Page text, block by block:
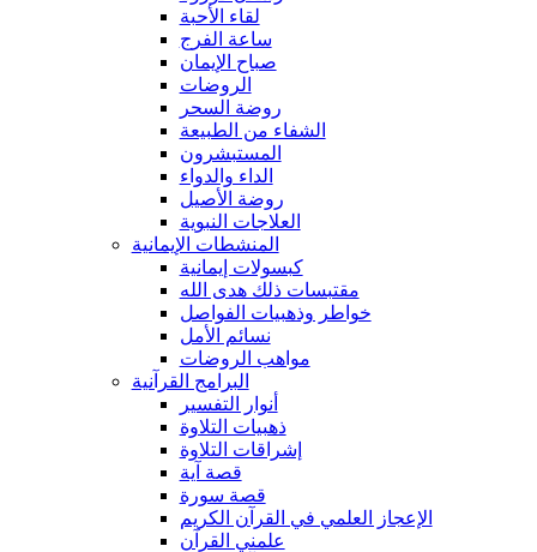
لقاء الأحبة
ساعة الفرج
صباح الإيمان
الروضات
روضة السحر
الشفاء من الطبيعة
المستبشرون
الداء والدواء
روضة الأصيل
العلاجات النبوية
المنشطات الإيمانية
كبسولات إيمانية
مقتبسات ذلك هدى الله
خواطر وذهبيات الفواصل
نسائم الأمل
مواهب الروضات
البرامج القرآنية
أنوار التفسير
ذهبيات التلاوة
إشراقات التلاوة
قصة آية
قصة سورة
الإعجاز العلمي في القرآن الكريم
علمني القرآن